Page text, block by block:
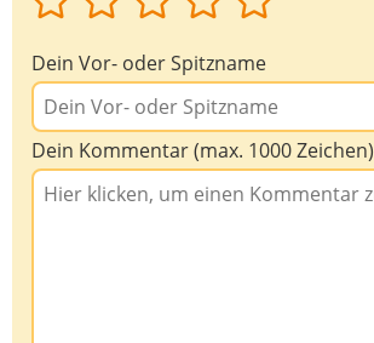
Dein Vor- oder Spitzname
Dein Kommentar (max. 1000 Zeichen)